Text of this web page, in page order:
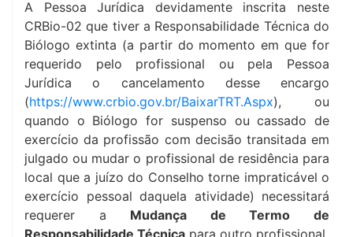
A Pessoa Jurídica devidamente inscrita neste
CRBio-02 que tiver a Responsabilidade Técnica do
Biólogo extinta (a partir do momento em que for
requerido pelo profissional ou pela Pessoa
Jurídica o cancelamento desse encargo
(https://www.crbio.gov.br/BaixarTRT.Aspx), ou
quando o Biólogo for suspenso ou cassado de
exercício da profissão com decisão transitada em
julgado ou mudar o profissional de residência para
local que a juízo do Conselho torne impraticável o
exercício pessoal daquela atividade) necessitará
requerer a Mudança de Termo de
Responsabilidade Técnica para outro profissional.